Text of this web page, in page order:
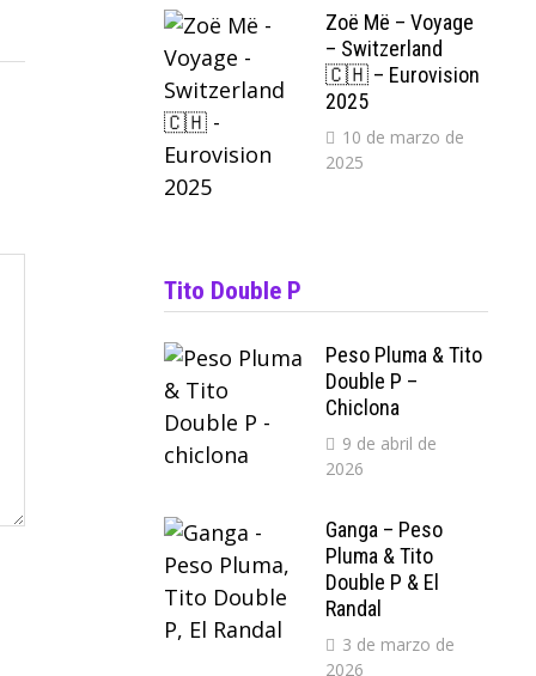
Zoë Më – Voyage
– Switzerland
🇨🇭 – Eurovision
2025
10 de marzo de
2025
Tito Double P
Peso Pluma & Tito
Double P –
Chiclona
9 de abril de
2026
Ganga – Peso
Pluma & Tito
Double P & El
Randal
3 de marzo de
2026